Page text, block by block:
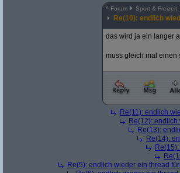
^ Forum Sport & Freizeit
Re(10): endlich
das wird ja ein langer
muss gleich mal einen
Re(11): endlich
Re(12):
Re(13):
Re(14):
Re(5): endlich wieder ein thread